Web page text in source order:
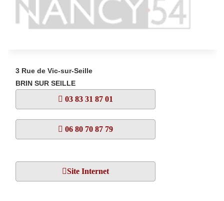
3 Rue de Vic-sur-Seille
BRIN SUR SEILLE
03 83 31 87 01
06 80 70 87 79
Site Internet